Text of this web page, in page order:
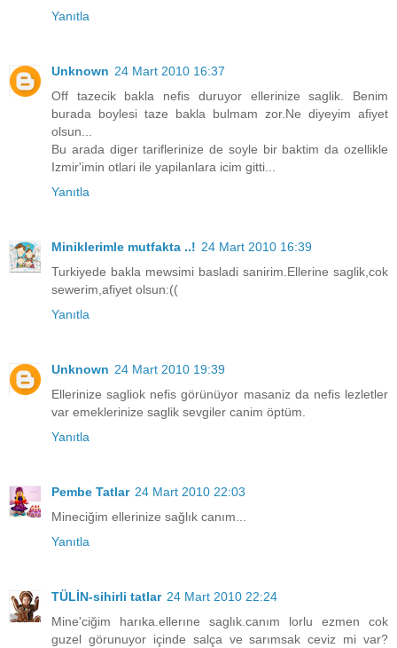
Yanıtla
Unknown 24 Mart 2010 16:37
Off tazecik bakla nefis duruyor ellerinize saglik. Benim
burada boylesi taze bakla bulmam zor.Ne diyeyim afiyet
olsun...
Bu arada diger tariflerinize de soyle bir baktim da ozellikle
Izmir'imin otlari ile yapilanlara icim gitti...
Yanıtla
Miniklerimle mutfakta ..! 24 Mart 2010 16:39
Turkiyede bakla mewsimi basladi sanirim.Ellerine saglik,cok
sewerim,afiyet olsun:((
Yanıtla
Unknown 24 Mart 2010 19:39
Ellerinize sagliok nefis görünüyor masaniz da nefis lezletler
var emeklerinize saglik sevgiler canim öptüm.
Yanıtla
Pembe Tatlar 24 Mart 2010 22:03
Mineciğim ellerinize sağlık canım...
Yanıtla
TÜLİN-sihirli tatlar 24 Mart 2010 22:24
Mine'ciğim harıka.ellerıne saglık.canım lorlu ezmen cok
guzel görunuyor içinde salça ve sarımsak ceviz mi var?